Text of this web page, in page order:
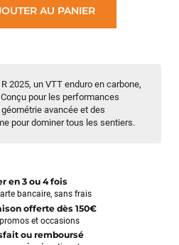
2025, un VTT enduro en carbone,
pour les performances
avancée et des
pour dominer tous les sentiers.
AU PANIER
en 3 ou 4 fois
bancaire, sans frais
offerte dès 150€
et occasions
ou remboursé